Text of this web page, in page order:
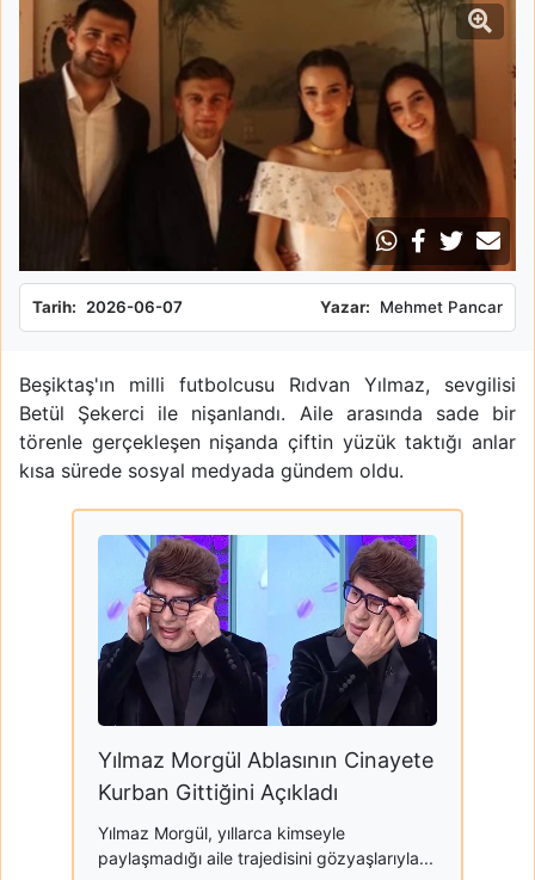
Tarih: 2026-06-07 Yazar: Mehmet Pancar
Beşiktaş'ın milli futbolcusu Rıdvan Yılmaz, sevgilisi
Betül Şekerci ile nişanlandı. Aile arasında sade bir
törenle gerçekleşen nişanda çiftin yüzük taktığı anlar
kısa sürede sosyal medyada gündem oldu.
Yılmaz Morgül Ablasının Cinayete
Kurban Gittiğini Açıkladı
Yılmaz Morgül, yıllarca kimseyle
paylaşmadığı aile trajedisini gözyaşlarıyla...